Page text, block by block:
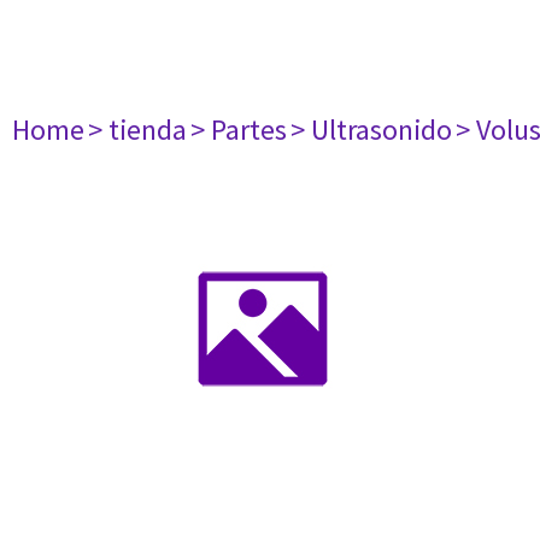
Home> tienda> Partes> Ultrasonido>